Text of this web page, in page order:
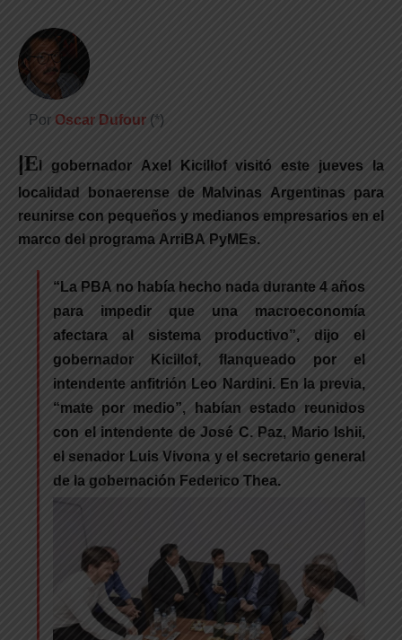
Por Oscar Dufour (*)
|E l gobernador Axel Kicillof visitó este jueves la
localidad bonaerense de Malvinas Argentinas para
reunirse con pequeños y medianos empresarios en el
marco del programa ArriBA PyMEs.
“La PBA no había hecho nada durante 4 años
para impedir que una macroeconomía
afectara al sistema productivo”, dijo el
gobernador Kicillof, flanqueado por el
intendente anfitrión Leo Nardini. En la previa,
“mate por medio”, habían estado reunidos
con el intendente de José C. Paz, Mario Ishii,
el senador Luis Vivona y el secretario general
de la gobernación Federico Thea.